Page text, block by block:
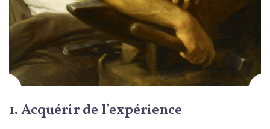
1. Acquérir de l’expérience